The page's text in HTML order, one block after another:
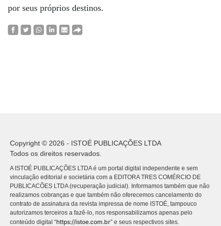
por seus próprios destinos.
Copyright © 2026 - ISTOÉ PUBLICAÇÕES LTDA
Todos os direitos reservados.
A ISTOÉ PUBLICAÇÕES LTDA é um portal digital independente e sem
vinculação editorial e societária com a EDITORA TRES COMÉRCIO DE
PUBLICACÕES LTDA (recuperação judicial). Informamos também que não
realizamos cobranças e que também não oferecemos cancelamento do
contrato de assinatura da revista impressa de nome ISTOÉ, tampouco
autorizamos terceiros a fazê-lo, nos responsabilizamos apenas pelo
conteúdo digital “https://istoe.com.br” e seus respectivos sites.